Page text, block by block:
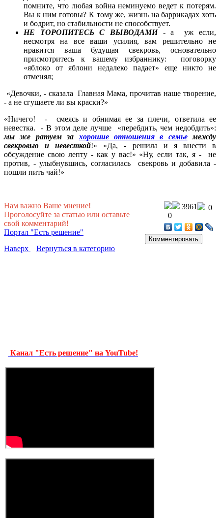
помните, что любая война неминуемо ведет к потерям.
Вы к ним готовы? К тому же, жизнь на баррикадах хоть
и бодрит, но стабильности не способствует.
НЕ ТОРОПИТЕСЬ С ВЫВОДАМИ- а уж если,
несмотря на все ваши усилия, вам решительно не
нравится ваша будущая свекровь, основательно
присмотритесь к вашему избраннику: поговорку
«яблоко от яблони недалеко падает» еще никто не
отменял;
«Девочки, - сказала Главная Мама, прочитав наше творение,
- а не сгущаете ли вы краски?»
«Ничего! - смеясь и обнимая ее за плечи, ответила ее
невестка. - В этом деле лучше «перебдить, чем недобдить»:
мы же ратуем за хорошие отношения в семьемежду
свекровью и невесткой!» «Да, - решила и я внести в
обсуждение свою лепту - как у вас!» «Ну, если так, я - не
против, - улыбнувшись, согласилась свекровь и добавила -
пошли пить чай!»
Нам важно Ваше мнение!
Проголосуйте за статью или оставьте
свой комментарий!
Портал "Есть решение"
0
3961
0
Наверх Вернуться в категорию
Канал "Есть решение" на YouTube!